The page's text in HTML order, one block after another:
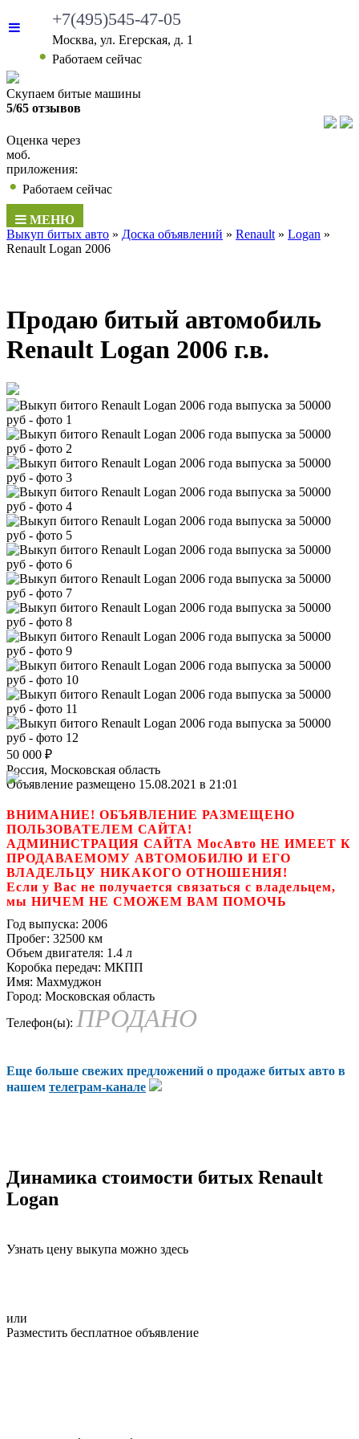
+7(495)545-47-05
Москва, ул. Егерская, д. 1
• Работаем сейчас
Скупаем битые машины
5/65 отзывов
Оценка через
моб.
приложения:
• Работаем сейчас
МЕНЮ
Выкуп битых авто » Доска объявлений » Renault » Logan »
Renault Logan 2006
Продаю битый автомобиль
Renault Logan 2006 г.в.
50 000 ₽
Россия, Московская область
Объявление размещено 15.08.2021 в 21:01
ВНИМАНИЕ! ОБЪЯВЛЕНИЕ РАЗМЕЩЕНО
ПОЛЬЗОВАТЕЛЕМ САЙТА!
АДМИНИСТРАЦИЯ САЙТА МосАвто НЕ ИМЕЕТ К
ПРОДАВАЕМОМУ АВТОМОБИЛЮ И ЕГО
ВЛАДЕЛЬЦУ НИКАКОГО ОТНОШЕНИЯ!
Если у Вас не получается связаться с владельцем,
мы НИЧЕМ НЕ СМОЖЕМ ВАМ ПОМОЧЬ
Год выпуска: 2006
Пробег: 32500 км
Объем двигателя: 1.4 л
Коробка передач: МКПП
Имя: Махмуджон
Город: Московская область
Телефон(ы): ПРОДАНО
Еще больше свежих предложений о продаже битых авто в
нашем телеграм-канале
Динамика стоимости битых Renault
Logan
Узнать цену выкупа можно здесь
или
Разместить бесплатное объявление